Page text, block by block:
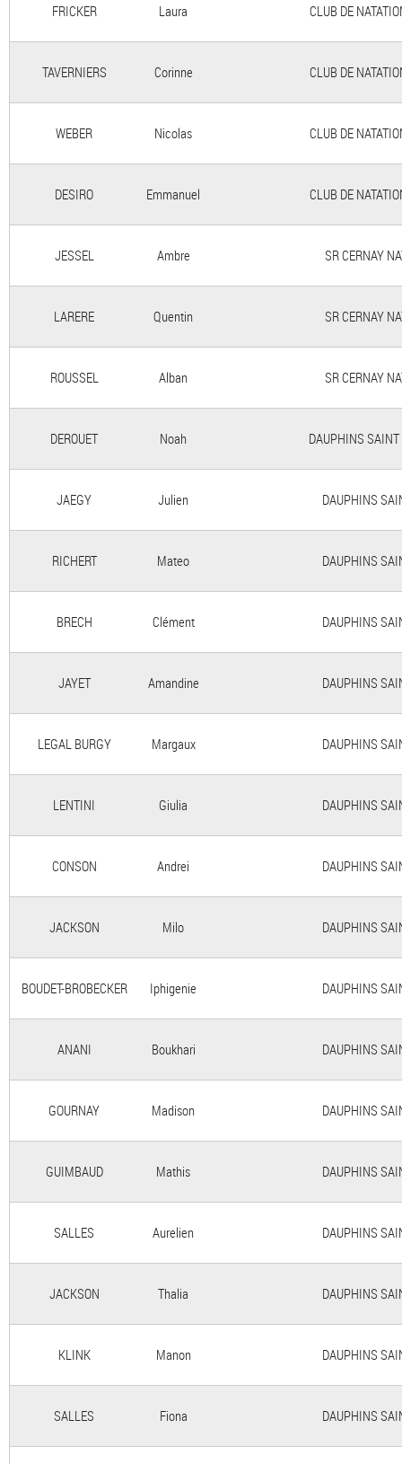
FRICKER Laura CLUB DE
TAVERNIERS Corinne CLUB DE
WEBER Nicolas CLUB DE
DESIRO Emmanuel CLUB DE
JESSEL Ambre SR CERNAY
LARERE Quentin SR CERNAY
ROUSSEL Alban SR CERNAY
DEROUET Noah DAUPHINS
JAEGY Julien DAUPHINS
RICHERT Mateo DAUPHINS
BRECH Clément DAUPHINS
JAYET Amandine DAUPHINS
LEGAL BURGY Margaux DAUPHINS
LENTINI Giulia DAUPHINS
CONSON Andrei DAUPHINS
JACKSON Milo DAUPHINS
BOUDET-BROBECKER Iphigenie DAUPHINS
ANANI Boukhari DAUPHINS
GOURNAY Madison DAUPHINS
GUIMBAUD Mathis DAUPHINS
SALLES Aurelien DAUPHINS
JACKSON Thalia DAUPHINS
KLINK Manon DAUPHINS
SALLES Fiona DAUPHINS